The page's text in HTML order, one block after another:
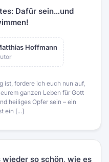
Dafür sein…und
Hoffmann
ist, fordere ich euch nun auf,
ganzen Leben für Gott
heiliges Opfer sein – ein
ein [...]
so schön, wie es